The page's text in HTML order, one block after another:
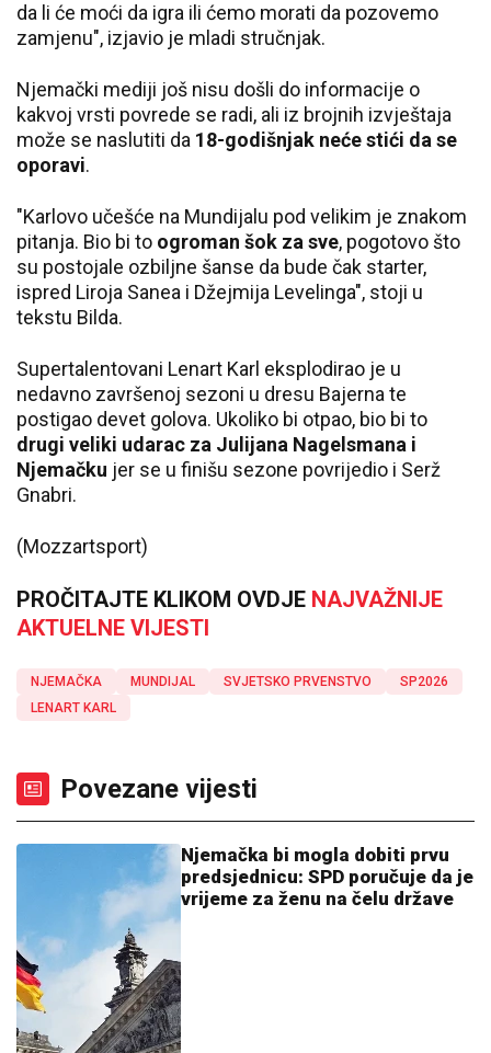
da li će moći da igra ili ćemo morati da pozovemo
zamjenu", izjavio je mladi stručnjak.
Njemački mediji još nisu došli do informacije o
kakvoj vrsti povrede se radi, ali iz brojnih izvještaja
može se naslutiti da 18-godišnjak neće stići da se
oporavi.
"Karlovo učešće na Mundijalu pod velikim je znakom
pitanja. Bio bi to ogroman šok za sve, pogotovo što
su postojale ozbiljne šanse da bude čak starter,
ispred Liroja Sanea i Džejmija Levelinga", stoji u
tekstu Bilda.
Supertalentovani Lenart Karl eksplodirao je u
nedavno završenoj sezoni u dresu Bajerna te
postigao devet golova. Ukoliko bi otpao, bio bi to
drugi veliki udarac za Julijana Nagelsmana i
Njemačku jer se u finišu sezone povrijedio i Serž
Gnabri.
(Mozzartsport)
PROČITAJTE KLIKOM OVDJE NAJVAŽNIJE
AKTUELNE VIJESTI
NJEMAČKA MUNDIJAL SVJETSKO PRVENSTVO
SP2026
LENART KARL
Povezane vijesti
Njemačka bi mogla dobiti prvu
predsjednicu: SPD poručuje da je
vrijeme za ženu na čelu države